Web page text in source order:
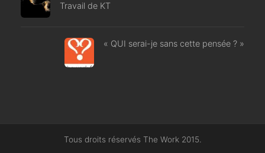
Travail de KT
« QUI serai-je sans cette pensée ? »
Tous droits réservés The Work 2015.